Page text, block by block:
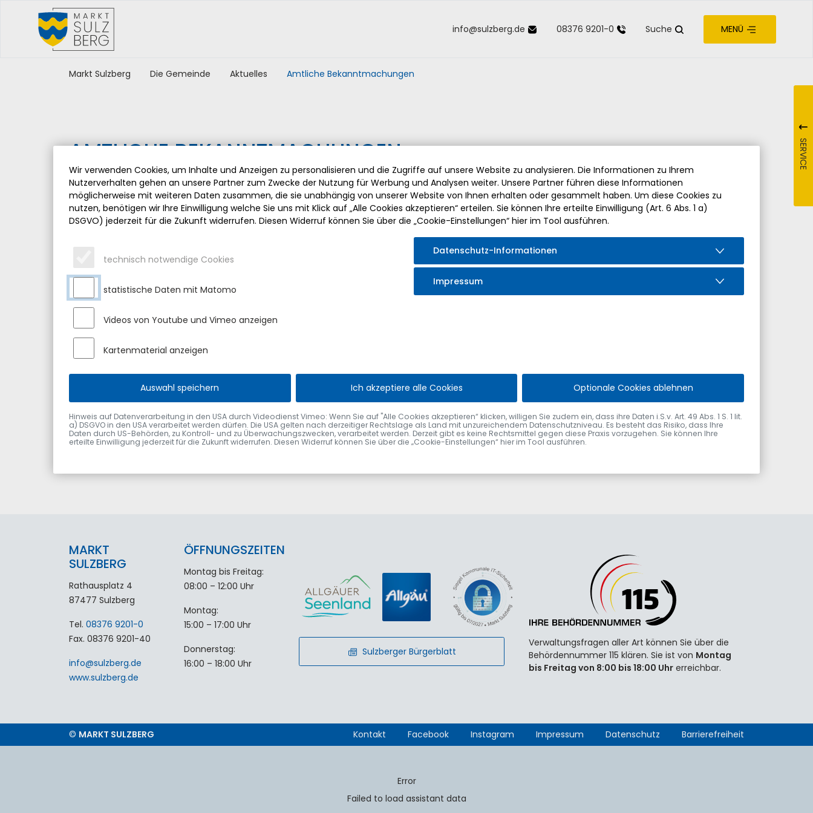
Inhalt der Seite anspringen
Informationen und Einstellungen zur Barrierefreiheit
info@sulzberg.de 08376 9201-0 Suche MENÜ
SERVICE
Markt Sulzberg Die Gemeinde Aktuelles Amtliche Bekanntmachungen
AMTLICHE BEKANNTMACHUNGEN
Dienstag, 09.12.2025
Hier können Sie folgende Bekanntmachungen einsehen:
Die Bekanntmachung über die Aufforderung zur Einreichung von Wahlvorschlägen für die Wahl des Gemeinderats der ersten Bürgermeisterin oder des ersten
Bürgermeisters:
Bekanntmachung Aufforderung Wahlvorschläge
Die Bekanntmachung über die Eintragungsmöglichkeiten in Unterstützungslisten für die Wahl des Gemeinderats/Stadtrats und der ersten Bürgermeisterin oder
des ersten Bürgermeisters/der Oberbürgermeisterin oder des Oberbürgermeisters:
Bekanntmachung Unterstützungslisten
alle Nachrichten
MARKT
SULZBERG
Rathausplatz 4
87477 Sulzberg
Tel. 08376 9201-0
Fax. 08376 9201-40
info@sulzberg.de
www.sulzberg.de
ÖFFNUNGSZEITEN
Montag bis Freitag:
08:00 – 12:00 Uhr
Montag:
15:00 – 17:00 Uhr
Donnerstag:
16:00 – 18:00 Uhr
Sulzberger Bürgerblatt
Verwaltungsfragen aller Art können Sie über die
Behördennummer 115 klären. Sie ist von Montag
bis Freitag von 8:00 bis 18:00 Uhr erreichbar.
Wir verwenden Cookies, um Inhalte und Anzeigen zu personalisieren und die Zugriffe auf unsere Website zu analysieren. Die Informationen zu Ihrem
Nutzerverhalten gehen an unsere Partner zum Zwecke der Nutzung für Werbung und Analysen weiter. Unsere Partner führen diese Informationen
möglicherweise mit weiteren Daten zusammen, die sie unabhängig von unserer Website von Ihnen erhalten oder gesammelt haben. Um diese Cookies zu
nutzen, benötigen wir Ihre Einwilligung welche Sie uns mit Klick auf „Alle Cookies akzeptieren“ erteilen. Sie können Ihre erteilte Einwilligung (Art. 6 Abs. 1 a)
DSGVO) jederzeit für die Zukunft widerrufen. Diesen Widerruf können Sie über die „Cookie-Einstellungen“ hier im Tool ausführen.
technisch notwendige Cookies
statistische Daten mit Matomo
Videos von Youtube und Vimeo anzeigen
Kartenmaterial anzeigen
Datenschutz-Informationen
Impressum
Auswahl speichern Ich akzeptiere alle Cookies Optionale Cookies ablehnen
Hinweis auf Datenverarbeitung in den USA durch Videodienst Vimeo: Wenn Sie auf "Alle Cookies akzeptieren“ klicken, willigen Sie zudem ein, dass ihre Daten i.S.v. Art. 49 Abs. 1 S. 1 lit.
a) DSGVO in den USA verarbeitet werden dürfen. Die USA gelten nach derzeitiger Rechtslage als Land mit unzureichendem Datenschutzniveau. Es besteht das Risiko, dass Ihre
Daten durch US-Behörden, zu Kontroll- und zu Überwachungszwecken, verarbeitet werden. Derzeit gibt es keine Rechtsmittel gegen diese Praxis vorzugehen. Sie können Ihre
erteilte Einwilligung jederzeit für die Zukunft widerrufen. Diesen Widerruf können Sie über die „Cookie-Einstellungen“ hier im Tool ausführen.
© MARKT SULZBERG Kontakt Facebook Instagram Impressum Datenschutz Barrierefreiheit
Error
Failed to load assistant data